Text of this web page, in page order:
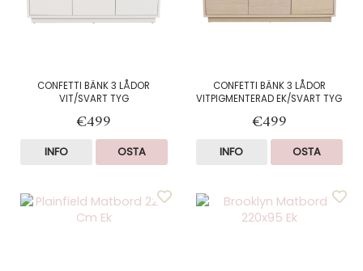
CONFETTI BÄNK 3 LÅDOR
VIT/SVART TYG
€499
INFO OSTA
CONFETTI BÄNK 3 LÅDOR
VITPIGMENTERAD EK/SVART TYG
€499
INFO OSTA